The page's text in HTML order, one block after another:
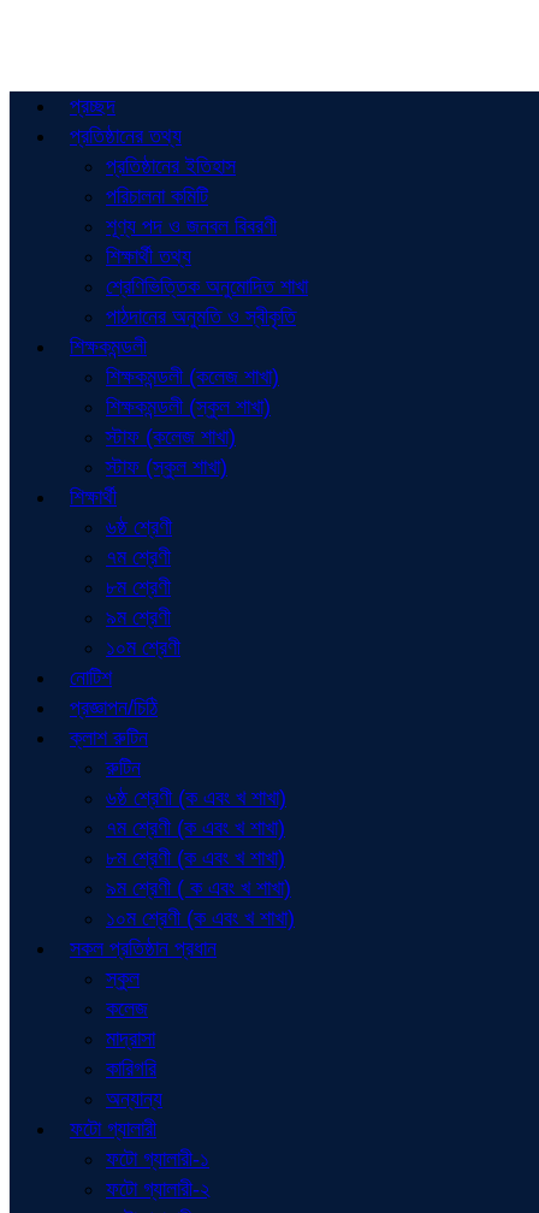
প্রচ্ছদ
প্রতিষ্ঠানের তথ্য
প্রতিষ্ঠানের ইতিহাস
পরিচালনা কমিটি
শূণ্য পদ ও জনবল বিবরণী
শিক্ষার্থী তথ্য
শ্রেণিভিত্তিক অনুমোদিত শাখা
পাঠদানের অনুমতি ও স্বীকৃতি
শিক্ষকমন্ডলী
শিক্ষকমন্ডলী (কলেজ শাখা)
শিক্ষকমন্ডলী (স্কুল শাখা)
স্টাফ (কলেজ শাখা)
স্টাফ (স্কুল শাখা)
শিক্ষার্থী
৬ষ্ঠ শ্রেণী
৭ম শ্রেণী
৮ম শ্রেণী
৯ম শ্রেণী
১০ম শ্রেণী
নোটিশ
প্রজ্ঞাপন/চিঠি
ক্লাশ রুটিন
রুটিন
৬ষ্ঠ শ্রেণী (ক এবং খ শাখা)
৭ম শ্রেণী (ক এবং খ শাখা)
৮ম শ্রেণী (ক এবং খ শাখা)
৯ম শ্রেণী ( ক এবং খ শাখা)
১০ম শ্রেণী (ক এবং খ শাখা)
সকল প্রতিষ্ঠান প্রধান
স্কুল
কলেজ
মাদ্রাসা
কারিগরি
অন্যান্য
ফটো গ্যালারী
ফটো গ্যালারী-১
ফটো গ্যালারী-২